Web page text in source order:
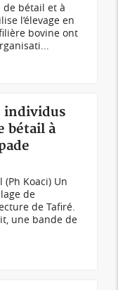
de bétail et à
l’élevage en
bovine ont
individus
bétail à
Koaci) Un
de
de Tafiré.
une bande de